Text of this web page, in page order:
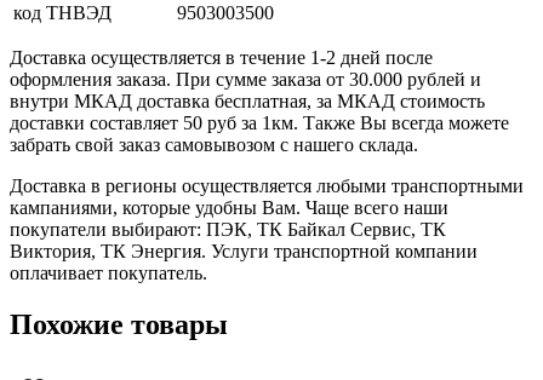
код ТНВЭД
9503003500
Доставка осуществляется в течение 1-2 дней после
оформления заказа. При сумме заказа от 30.000 рублей и
внутри МКАД доставка бесплатная, за МКАД стоимость
доставки составляет 50 руб за 1км. Также Вы всегда можете
забрать свой заказ самовывозом с нашего склада.
Доставка в регионы осуществляется любыми транспортными
кампаниями, которые удобны Вам. Чаще всего наши
покупатели выбирают: ПЭК, ТК Байкал Сервис, ТК
Виктория, ТК Энергия. Услуги транспортной компании
оплачивает покупатель.
Похожие товары